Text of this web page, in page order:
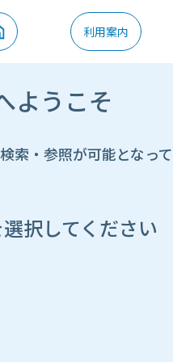
利用案内
ようこそ
・参照が可能となって
択してください